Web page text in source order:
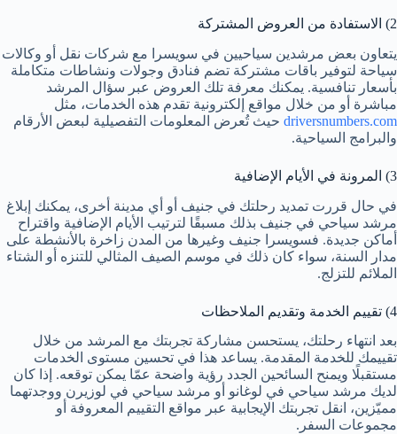
2) الاستفادة من العروض المشتركة
يتعاون بعض مرشدين سياحيين في سويسرا مع شركات نقل أو وكالات
سياحة لتوفير باقات مشتركة تضم فنادق وجولات ونشاطات متكاملة
بأسعار تنافسية. يمكنك معرفة تلك العروض عبر سؤال المرشد
مباشرة أو من خلال مواقع إلكترونية تقدم هذه الخدمات، مثل
driversnumbers.com حيث تُعرض المعلومات التفصيلية لبعض الأرقام
والبرامج السياحية.
3) المرونة في الأيام الإضافية
في حال قررت تمديد رحلتك في جنيف أو أي مدينة أخرى، يمكنك إبلاغ
مرشد سياحي في جنيف بذلك مسبقًا لترتيب الأيام الإضافية واقتراح
أماكن جديدة. فسويسرا جنيف وغيرها من المدن زاخرة بالأنشطة على
مدار السنة، سواء كان ذلك في موسم الصيف المثالي للتنزه أو الشتاء
الملائم للتزلج.
4) تقييم الخدمة وتقديم الملاحظات
بعد انتهاء رحلتك، يستحسن مشاركة تجربتك مع المرشد من خلال
تقييمك للخدمة المقدمة. يساعد هذا في تحسين مستوى الخدمات
مستقبلًا ويمنح السائحين الجدد رؤية واضحة عمّا يمكن توقعه. إذا كان
لديك مرشد سياحي في لوغانو أو مرشد سياحي في لوزيرن ووجدتهما
مميّزين، انقل تجربتك الإيجابية عبر مواقع التقييم المعروفة أو
مجموعات السفر.